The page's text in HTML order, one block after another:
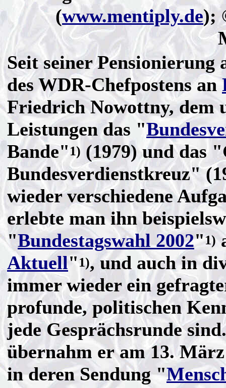
(www.mentiply.de);
Seit seiner Pensionierung
des WDR-Chefpostens an
Friedrich Nowottny, dem
Leistungen das "
Bande" 1) (1979) und das
Bundesverdienstkreuz"
wieder verschiedene
erlebte man ihn
"Bundestagswahl 2002"1)
Aktuell" 1), und auch in
immer wieder ein
profunde, politischen
jede Gesprächsrunde
übernahm er am 13.
in deren Sendung "